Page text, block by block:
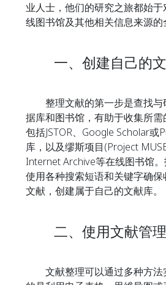
业人士，他们的研究之旅都始
线图书馆及其他相关信息来源的
一、创建自己的
整理文献的第一步是查找与
据库和图书馆，有助于收集所
包括JSTOR、Google Scholar
库，以及缪斯项目(Project
Internet Archive等在线图书馆。
使用各种搜索短语和关键字确
文献，创建属于自己的文献库。
二、使用文献管
文献整理可以通过多种方法